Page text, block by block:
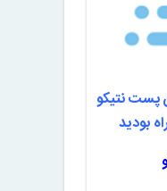
پست نتیکو
بودید